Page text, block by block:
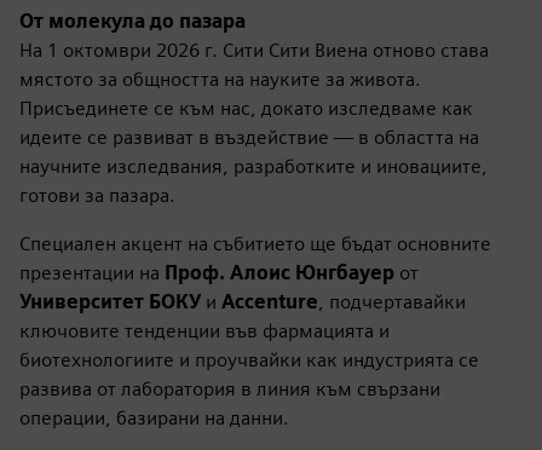
От молекула до пазара
На 1 октомври 2026 г. Сити Сити Виена отново става
мястото за общността на науките за живота.
Присъединете се към нас, докато изследваме как
идеите се развиват в въздействие — в областта на
научните изследвания, разработките и иновациите,
готови за пазара.
Специален акцент на събитието ще бъдат основните
презентации на Проф. Алоис Юнгбауер от
Университет БОКУ и Accenture , подчертавайки
ключовите тенденции във фармацията и
биотехнологиите и проучвайки как индустрията се
развива от лаборатория в линия към свързани
операции, базирани на данни.